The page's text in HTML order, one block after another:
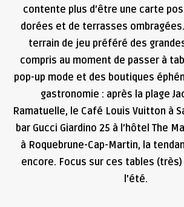
contente plus d’être une carte
dorées et de terrasses
terrain de jeu préféré des
compris au moment de passer à
pop-up mode et des boutiques
gastronomie : après la plage
Ramatuelle, le Café Louis Vuitton à
bar Gucci Giardino 25 à l’hôtel The
à Roquebrune-Cap-Martin, la
encore. Focus sur ces tables
l’été.